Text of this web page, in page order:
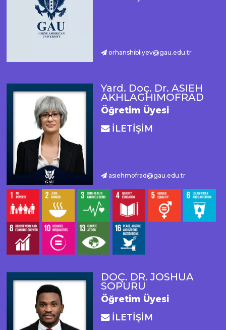
orhanshibliyev@gau.edu.tr
Yard. Doç. Dr. ASIEH
AKHLAGHIMOFRAD
Öğretim Üyesi
İLETİŞİM
asiehmofrad@gau.edu.tr
DOÇ. DR. JOSHUA
SOPURU
Öğretim Üyesi
İLETİŞİM